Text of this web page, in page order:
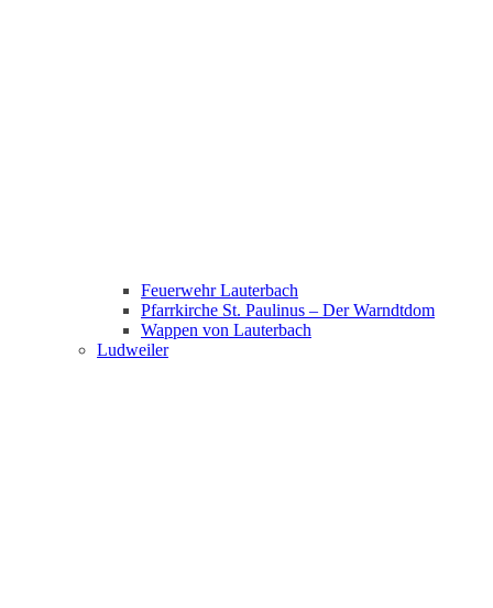
Feuerwehr Lauterbach
Pfarrkirche St. Paulinus – Der Warndtdom
Wappen von Lauterbach
Ludweiler